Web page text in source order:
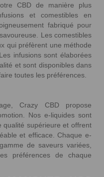
CBD de manière plus
et comestibles en
fabriqué pour
Les comestibles
qui préfèrent une méthode
infusions sont élaborées
et sont disponibles dans
toutes les préférences.
Crazy CBD propose
Nos e-liquides sont
qualité supérieure et offrent
et efficace. Chaque e-
de saveurs variées,
préférences de chaque